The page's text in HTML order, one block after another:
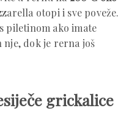
otopi i sve poveže.
piletinom ako imate
dok je rerna još
grickalice